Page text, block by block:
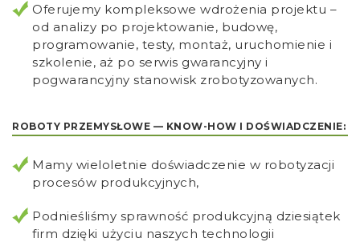
Oferujemy kompleksowe wdrożenia projektu –
od analizy po projektowanie, budowę,
programowanie, testy, montaż, uruchomienie i
szkolenie, aż po serwis gwarancyjny i
pogwarancyjny stanowisk zrobotyzowanych.
ROBOTY PRZEMYSŁOWE — KNOW-HOW I DOŚWIADCZENIE:
Mamy wieloletnie doświadczenie w robotyzacji
procesów produkcyjnych,
Podnieśliśmy sprawność produkcyjną dziesiątek
firm dzięki użyciu naszych technologii